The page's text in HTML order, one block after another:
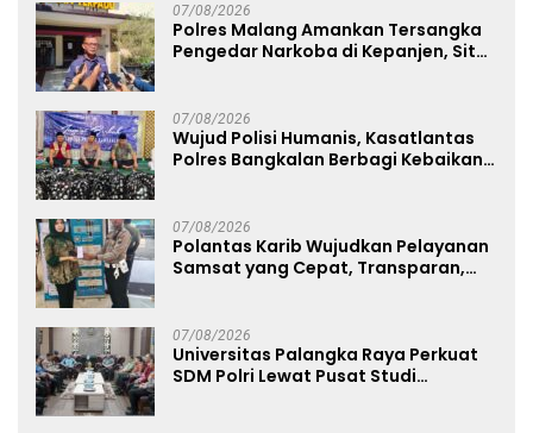
07/08/2026
Polres Malang Amankan Tersangka
Pengedar Narkoba di Kepanjen, Sita
07/08/2026
Wujud Polisi Humanis, Kasatlantas
Polres Bangkalan Berbagi Kebaikan
07/08/2026
Polantas Karib Wujudkan Pelayanan
Samsat yang Cepat, Transparan,
07/08/2026
Universitas Palangka Raya Perkuat
SDM Polri Lewat Pusat Studi